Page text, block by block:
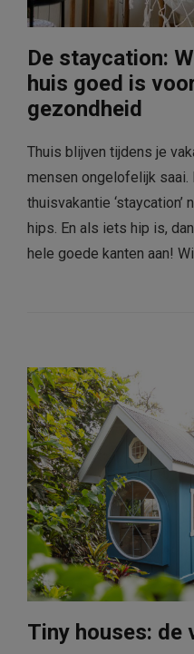
De staycation:
huis goed is
gezondheid
Thuis blijven tijdens je
mensen ongelofelijk saai.
thuisvakantie
hips. En als iets hip is,
hele goede kanten aan!
Tiny houses: de